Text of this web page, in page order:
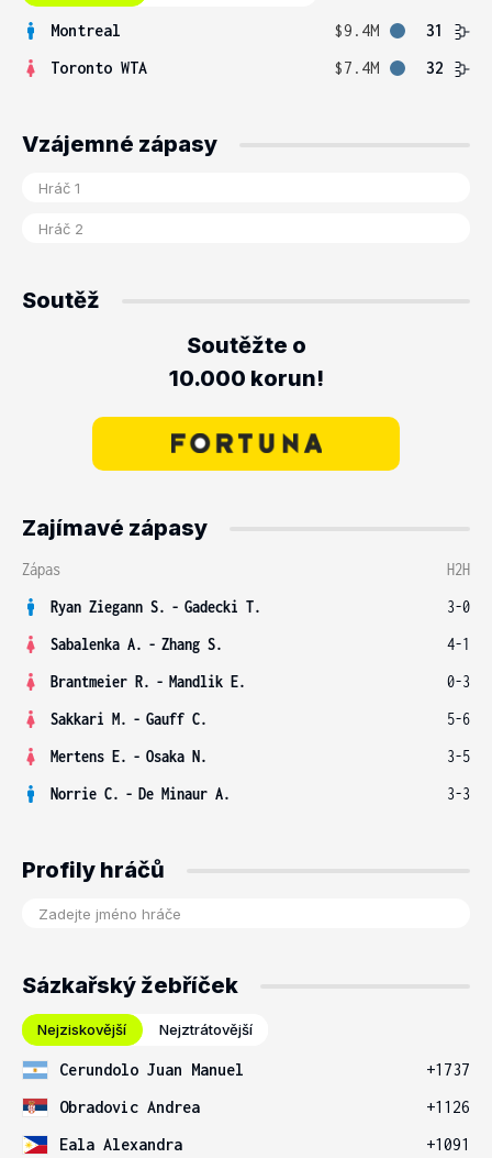
Montreal $9.4M
31
Toronto WTA
$7.4M 32
Vzájemné zápasy
Soutěž
Soutěžte o
10.000 korun!
Zajímavé zápasy
Zápas
H2H
Ryan Ziegann S. - Gadecki T.
3-0
Sabalenka A. - Zhang S.
4-1
Brantmeier R. - Mandlik E.
0-3
Sakkari M. - Gauff C.
5-6
Mertens E. - Osaka N.
3-5
Norrie C. - De Minaur A. 3-3
Profily hráčů
Sázkařský žebříček
Nejziskovější Nejztrátovější
Cerundolo Juan Manuel
+1737
Obradovic Andrea
+1126
Eala Alexandra
+1091